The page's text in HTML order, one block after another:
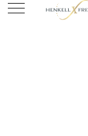
springen